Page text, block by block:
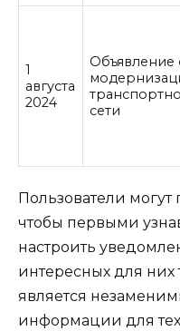
1
августа
2024
Объявление
сети
Пользователи
чтобы первыми
настроить
интересных для них
является
информации для